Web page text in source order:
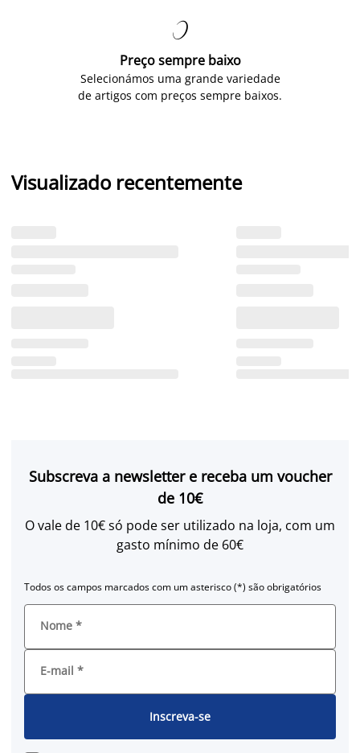

Preço sempre baixo
Selecionámos uma grande variedade
de artigos com preços sempre baixos.
Visualizado recentemente
Subscreva a newsletter e receba um voucher
de 10€
O vale de 10€ só pode ser utilizado na loja, com um
gasto mínimo de 60€
Todos os campos marcados com um asterisco (*) são obrigatórios
Nome *
E-mail *
Inscreva-se